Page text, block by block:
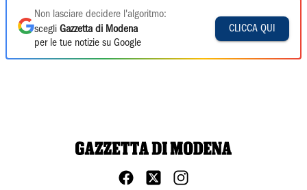
Non lasciare decidere l'algoritmo:
scegli Gazzetta di Modena
per le tue notizie su Google
CLICCA QUI